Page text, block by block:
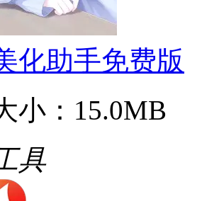
化助手免费版
小：15.0MB
具